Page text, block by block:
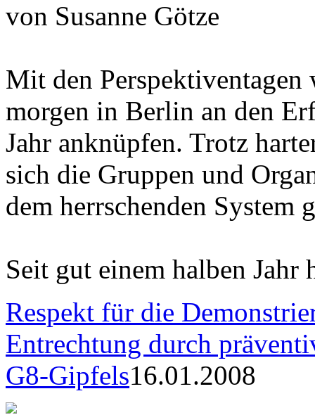
von Susanne Götze
Mit den
morgen in Berlin an den
Jahr anknüpfen. Trotz
sich die Gruppen und
dem herrschenden System
Seit gut einem halben Jahr
Respekt für die
Entrechtung durch
G8-Gipfels16.01.2008